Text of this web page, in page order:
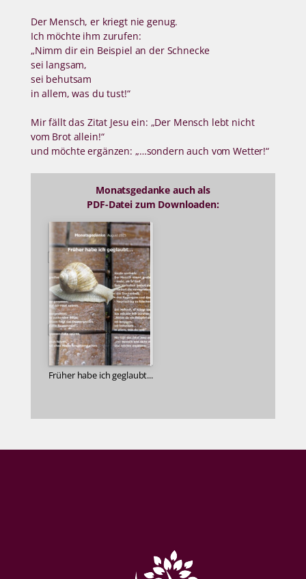
Der Mensch, er kriegt nie genug.
Ich möchte ihm zurufen:
„Nimm dir ein Beispiel an der Schnecke
sei langsam,
sei behutsam
in allem, was du tust!“
Mir fällt das Zitat Jesu ein: „Der Mensch lebt nicht
vom Brot allein!“
und möchte ergänzen: „…sondern auch vom Wetter!“
Monatsgedanke auch als
PDF-Datei zum Downloaden:
Früher habe ich geglaubt...